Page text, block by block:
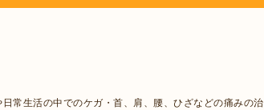
生活の中でのケガ・首、肩、腰、ひざなどの痛みの治